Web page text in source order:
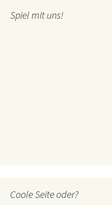
Spiel mit uns!
Coole Seite oder?